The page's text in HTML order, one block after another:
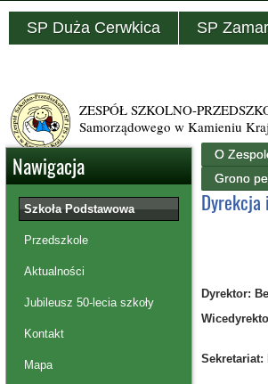
ZESPÓŁ SZKOLNO-
Samorządowego w Kamieniu
SP Duża Cerwkica SP
Nawigacja
Szkoła Podstawowa
Przedszkole
Aktualności
Jubileusz 50-lecia szkoły
Kontakt
Mapa
O
Grono
Dyrektor:
Sekretariat: